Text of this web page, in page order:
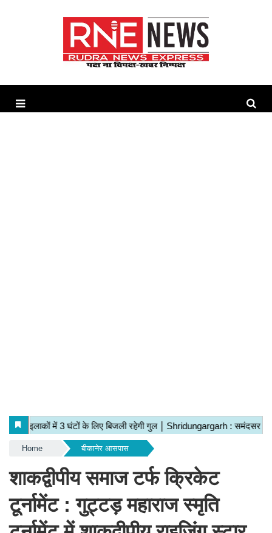
Home बीकानेर आसपास
शाकद्वीपीय समाज टर्फ क्रिकेट
टूर्नामेंट : गुट्टड़ महाराज स्मृति